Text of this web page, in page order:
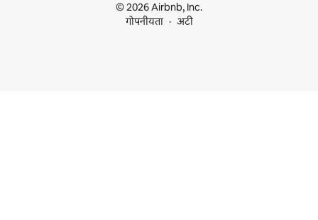
© 2026 Airbnb, Inc.
गोपनीयता
अटी